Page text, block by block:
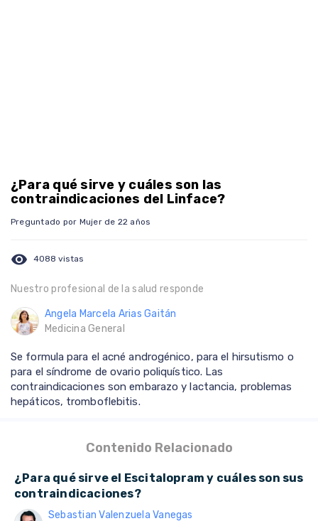
¿Para qué sirve y cuáles son las
contraindicaciones del Linface?
Preguntado por Mujer de 22 años
visibility 4088 vistas
Nuestro profesional de la salud responde
Angela Marcela Arias Gaitán
Medicina General
Se formula para el acné androgénico, para el hirsutismo o
para el síndrome de ovario poliquístico. Las
contraindicaciones son embarazo y lactancia, problemas
hepáticos, tromboflebitis.
Contenido Relacionado
¿Para qué sirve el Escitalopram y cuáles son sus
contraindicaciones?
Sebastian Valenzuela Vanegas